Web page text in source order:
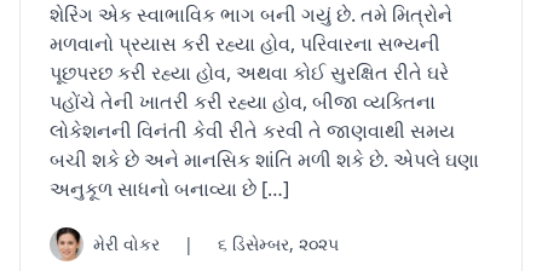
શેરિંગ એક સ્વાભાવિક ભાગ બની ગયું છે. તમે મિત્રોને
મળવાનો પ્રયાસ કરી રહ્યા હોવ, પરિવારના સભ્યની
પૂછપરછ કરી રહ્યા હોવ, અથવા કોઈ સુરક્ષિત રીતે ઘરે
પહોંચે તેની ખાતરી કરી રહ્યા હોવ, બીજા વ્યક્તિના
લોકેશનની વિનંતી કેવી રીતે કરવી તે જાણવાથી સમય
બચી શકે છે અને માનસિક શાંતિ મળી શકે છે. એપલે ઘણા
અનુકૂળ સાધનો બનાવ્યા છે […]
મેરી વોકર | ૬ ડિસેમ્બર, ૨૦૨૫